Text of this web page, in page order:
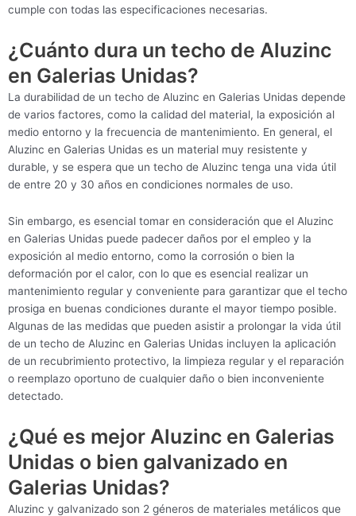
cumple con todas las especificaciones necesarias.
¿Cuánto dura un techo de Aluzinc
en Galerias Unidas?
La durabilidad de un techo de Aluzinc en Galerias Unidas depende
de varios factores, como la calidad del material, la exposición al
medio entorno y la frecuencia de mantenimiento. En general, el
Aluzinc en Galerias Unidas es un material muy resistente y
durable, y se espera que un techo de Aluzinc tenga una vida útil
de entre 20 y 30 años en condiciones normales de uso.
Sin embargo, es esencial tomar en consideración que el Aluzinc
en Galerias Unidas puede padecer daños por el empleo y la
exposición al medio entorno, como la corrosión o bien la
deformación por el calor, con lo que es esencial realizar un
mantenimiento regular y conveniente para garantizar que el techo
prosiga en buenas condiciones durante el mayor tiempo posible.
Algunas de las medidas que pueden asistir a prolongar la vida útil
de un techo de Aluzinc en Galerias Unidas incluyen la aplicación
de un recubrimiento protectivo, la limpieza regular y el reparación
o reemplazo oportuno de cualquier daño o bien inconveniente
detectado.
¿Qué es mejor Aluzinc en Galerias
Unidas o bien galvanizado en
Galerias Unidas?
Aluzinc y galvanizado son 2 géneros de materiales metálicos que